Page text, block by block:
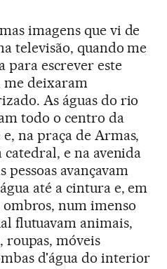
imagens que vi de
televisão, quando me
para escrever este
me deixaram
As águas do rio
todo o centro da
na praça de Armas,
catedral, e na avenida
pessoas avançavam
até a cintura e, em
ombros, num imenso
flutuavam animais,
roupas, móveis
d'água do interior